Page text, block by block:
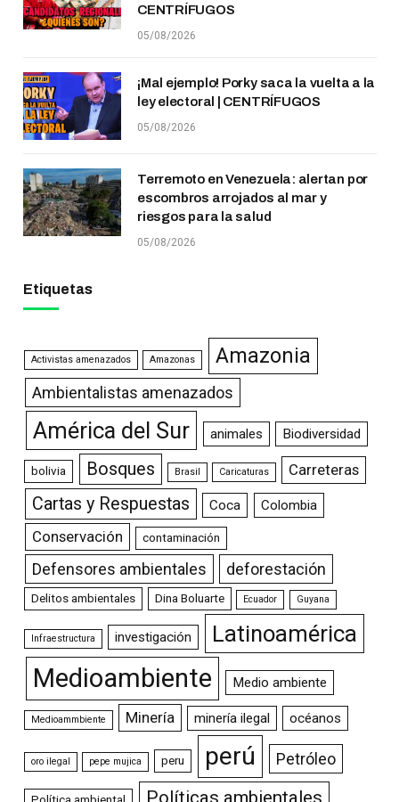
CENTRÍFUGOS
05/08/2026
¡Mal ejemplo! Porky saca la vuelta a la
ley electoral | CENTRÍFUGOS
05/08/2026
Terremoto en Venezuela: alertan por
escombros arrojados al mar y
riesgos para la salud
05/08/2026
Etiquetas
Activistas amenazados Amazonas Amazonia
Ambientalistas amenazados
América del Sur animales Biodiversidad
bolivia Bosques Brasil Caricaturas Carreteras
Cartas y Respuestas Coca Colombia
Conservación contaminación
Defensores ambientales deforestación
Delitos ambientales Dina Boluarte Ecuador Guyana
Infraestructura investigación Latinoamérica
Medioambiente Medio ambiente
Medioammbiente Minería minería ilegal océanos
oro ilegal pepe mujica peru perú Petróleo